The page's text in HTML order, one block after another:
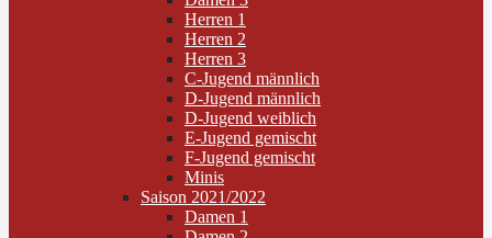
Herren 1
Herren 2
Herren 3
C-Jugend männlich
D-Jugend männlich
D-Jugend weiblich
E-Jugend gemischt
F-Jugend gemischt
Minis
Saison 2021/2022
Damen 1